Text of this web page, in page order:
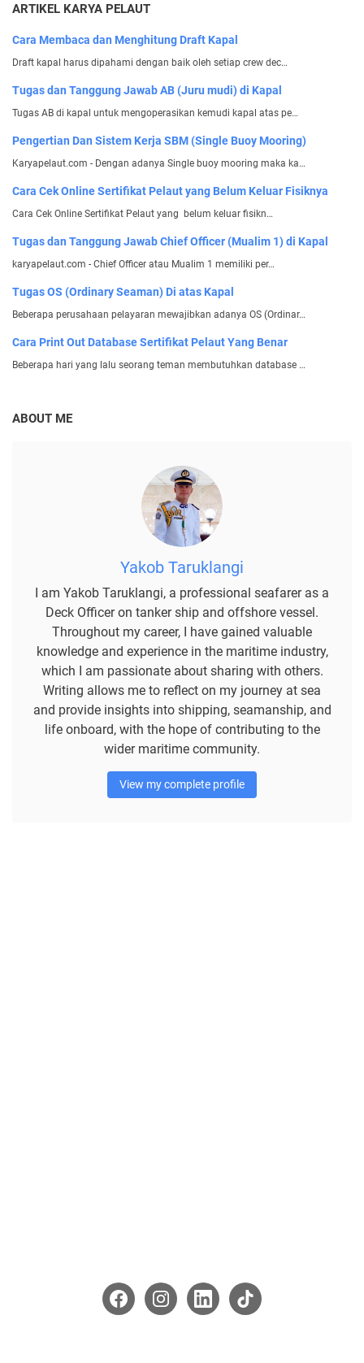
ARTIKEL KARYA PELAUT
Cara Membaca dan Menghitung Draft Kapal
Draft kapal harus dipahami dengan baik oleh setiap crew dec…
Tugas dan Tanggung Jawab AB (Juru mudi) di Kapal
Tugas AB di kapal untuk mengoperasikan kemudi kapal atas pe…
Pengertian Dan Sistem Kerja SBM (Single Buoy Mooring)
Karyapelaut.com - Dengan adanya Single buoy mooring maka ka…
Cara Cek Online Sertifikat Pelaut yang Belum Keluar Fisiknya
Cara Cek Online Sertifikat Pelaut yang belum keluar fisikn…
Tugas dan Tanggung Jawab Chief Officer (Mualim 1) di Kapal
karyapelaut.com - Chief Officer atau Mualim 1 memiliki per…
Tugas OS (Ordinary Seaman) Di atas Kapal
Beberapa perusahaan pelayaran mewajibkan adanya OS (Ordinar…
Cara Print Out Database Sertifikat Pelaut Yang Benar
Beberapa hari yang lalu seorang teman membutuhkan database …
ABOUT ME
Yakob Taruklangi
I am Yakob Taruklangi, a professional seafarer as a
Deck Officer on tanker ship and offshore vessel.
Throughout my career, I have gained valuable
knowledge and experience in the maritime industry,
which I am passionate about sharing with others.
Writing allows me to reflect on my journey at sea
and provide insights into shipping, seamanship, and
life onboard, with the hope of contributing to the
wider maritime community.
View my complete profile